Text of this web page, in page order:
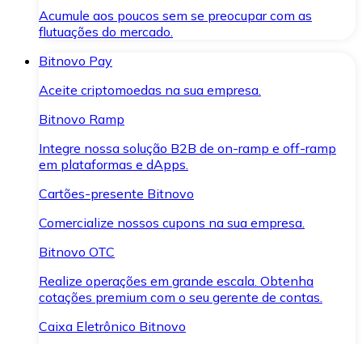
Acumule aos poucos sem se preocupar com as
flutuações do mercado.
Bitnovo Pay
Aceite criptomoedas na sua empresa.
Bitnovo Ramp
Integre nossa solução B2B de on-ramp e off-ramp
em plataformas e dApps.
Cartões-presente Bitnovo
Comercialize nossos cupons na sua empresa.
Bitnovo OTC
Realize operações em grande escala. Obtenha
cotações premium com o seu gerente de contas.
Caixa Eletrônico Bitnovo